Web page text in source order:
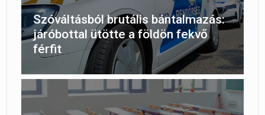
Szóváltásból brutális bántalmazás:
járóbottal ütötte a földön fekvő
férfit